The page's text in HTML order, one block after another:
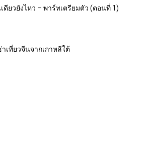
ดียวยังไหว – พาร์ทเตรียมตัว (ตอนที่ 1)
เที่ยวจีนจากเกาหลีใต้